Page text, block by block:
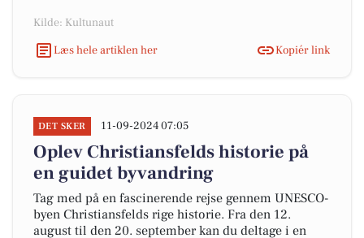
Kilde: Kultunaut
Læs hele artiklen her
Kopiér link
DET SKER 11-09-2024 07:05
Oplev Christiansfelds historie på
en guidet byvandring
Tag med på en fascinerende rejse gennem UNESCO-
byen Christiansfelds rige historie. Fra den 12.
august til den 20. september kan du deltage i en